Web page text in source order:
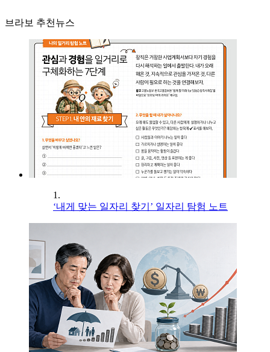
브라보 추천뉴스
1.
‘내게 맞는 일자리 찾기’ 일자리 탐험 노트